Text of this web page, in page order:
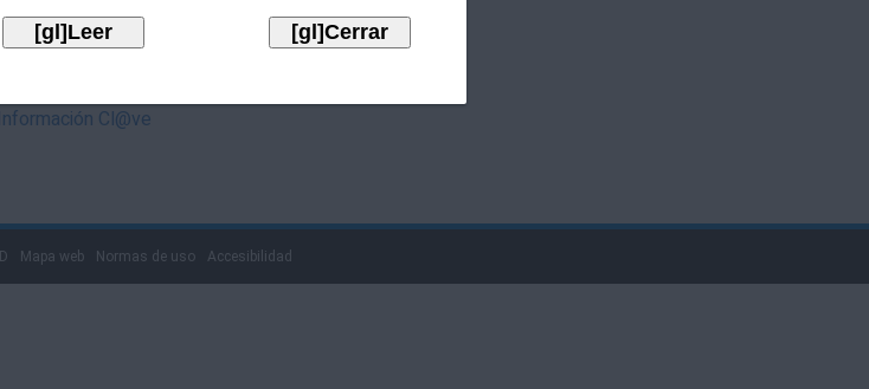
Información Cl@ve
Mapa web Normas de uso Accesibilidad